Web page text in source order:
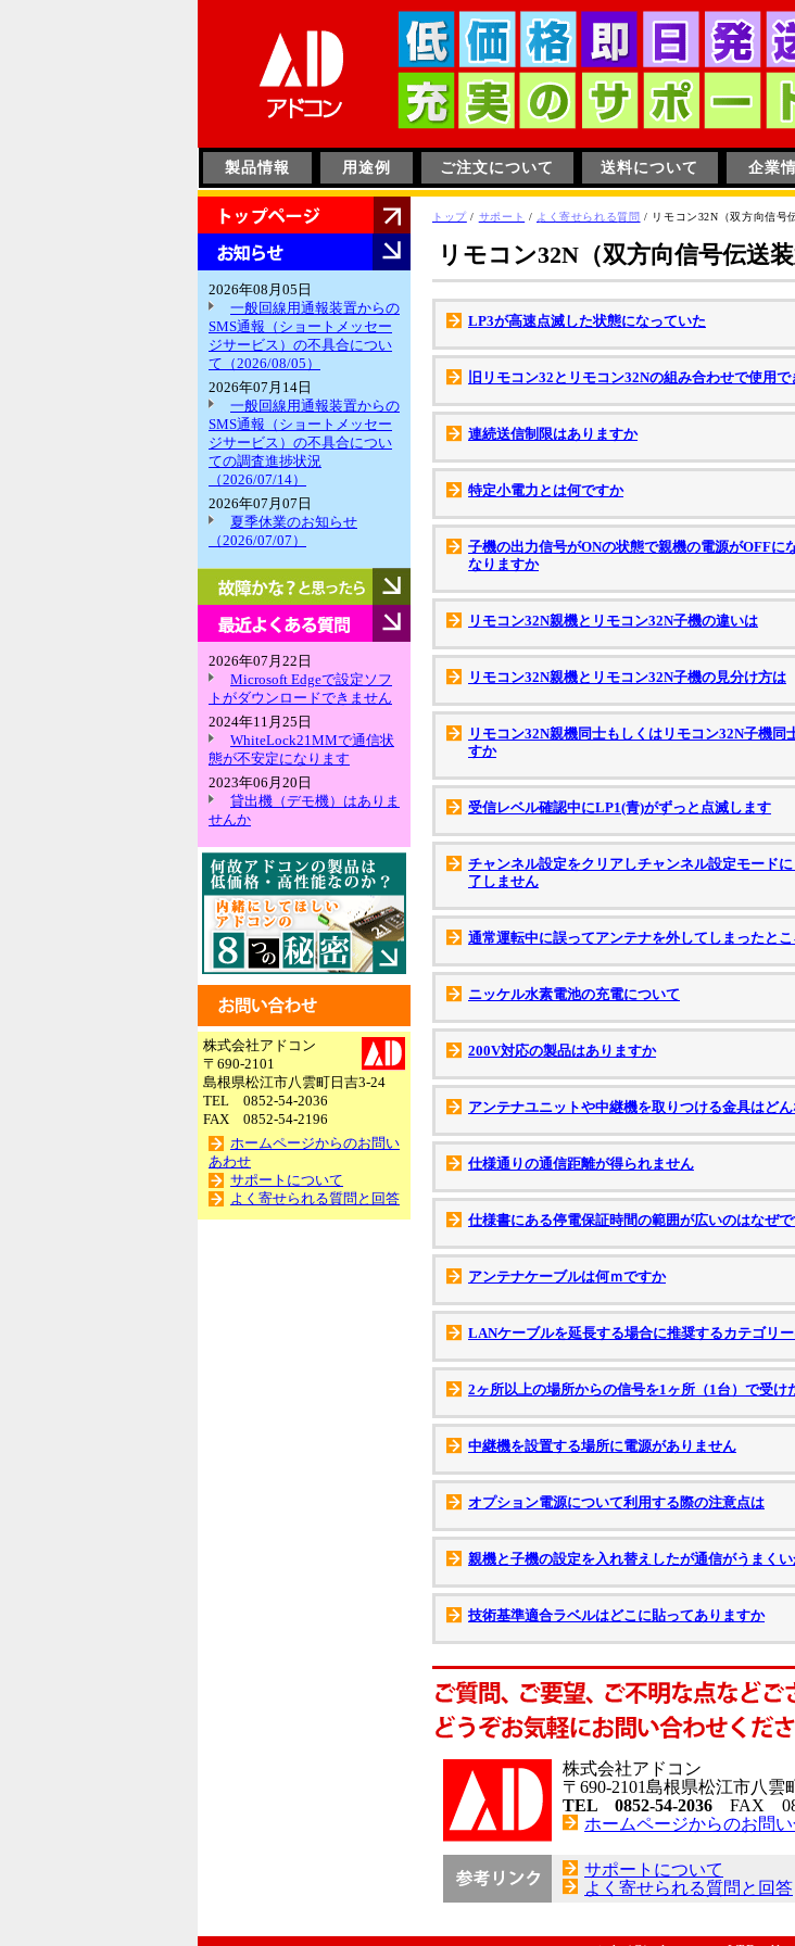
製品情報 用途例 ご注文について 送料について 企業
せ2026年08月05日
一般回線用通報装置からの
SMS通報（ショートメッセー
ジサービス）の不具合につい
て（2026/08/05）
2026年07月14日
一般回線用通報装置からの
SMS通報（ショートメッセー
ジサービス）の不具合につい
ての調査進捗状況
（2026/07/14）
2026年07月07日
夏季休業のお知らせ
（2026/07/07）
な？
思
っ
た
ら
く
あ
る
質
問
2026年07月22日
Microsoft Edgeで設定ソフ
トがダウンロードできません
2024年11月25日
WhiteLock21MMで通信状
態が不安定になります
2023年06月20日
貸出機（デモ機）はありま
せんか
株式会社アドコン
〒690-2101
島根県松江市八雲町日吉3-24
TEL 0852-54-2036
FAX 0852-54-2196
ホームページからのお問い
あわせ
サポートについて
よく寄せられる質問と回答
現
の
トップ/ サポート / よく寄せられる質問 / リモコン32N（双方向信号
リモコン32N（双方向信号伝送装
LP3が高速点滅した状態になっていた
旧リモコン32とリモコン32Nの組み合わせで使用
連続送信制限はありますか
特定小電力とは何ですか
子機の出力信号がONの状態で親機の電源がOFFに
なりますか
リモコン32N親機とリモコン32N子機の違いは
リモコン32N親機とリモコン32N子機の見分け方は
リモコン32N親機同士もしくはリモコン32N子機同
すか
受信レベル確認中にLP1(青)がずっと点滅します
チャンネル設定をクリアしチャンネル設定モード
了しません
通常運転中に誤ってアンテナを外してしまったと
ニッケル水素電池の充電について
200V対応の製品はありますか
アンテナユニットや中継機を取りつける金具はど
仕様通りの通信距離が得られません
仕様書にある停電保証時間の範囲が広いのはなぜ
アンテナケーブルは何ｍですか
LANケーブルを延長する場合に推奨するカテゴリ
2ヶ所以上の場所からの信号を1ヶ所（1台）で受け
中継機を設置する場所に電源がありません
オプション電源について利用する際の注意点は
親機と子機の設定を入れ替えしたが通信がうまく
技術基準適合ラベルはどこに貼ってありますか
株式会社アドコン
〒690-2101島根県松江市八雲
TEL 0852-54-2036 FAX
ホームページからのお問
サポートについて
よく寄せられる質問と回答